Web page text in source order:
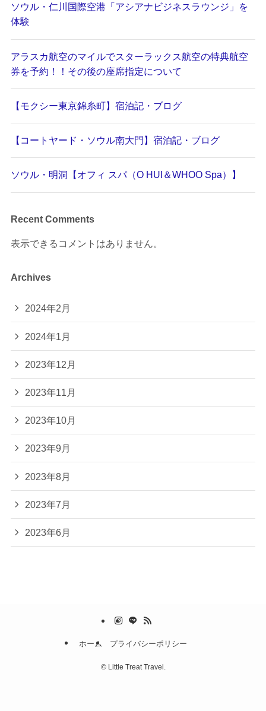
ソウル・仁川国際空港「アシアナビジネスラウンジ」を
体験
アラスカ航空のマイルでスターラックス航空の特典航空
券を予約！！その後の座席指定について
【モクシー東京錦糸町】宿泊記・ブログ
【コートヤード・ソウル南大門】宿泊記・ブログ
ソウル・明洞【オフィ スパ（O HUI＆WHOO Spa）】
Recent Comments
表示できるコメントはありません。
Archives
2024年2月
2024年1月
2023年12月
2023年11月
2023年10月
2023年9月
2023年8月
2023年7月
2023年6月
ホーム プライバシーポリシー
©Little Treat Travel.